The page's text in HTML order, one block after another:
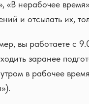
«В нерабочее
и отсылать их,
вы работаете с
заранее
в рабочее